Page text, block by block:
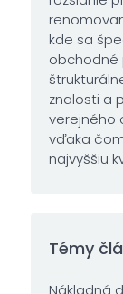
kde sa
obchodné
znalosti a
verejného
vďaka
najvyššiu
Témy
Nákladná